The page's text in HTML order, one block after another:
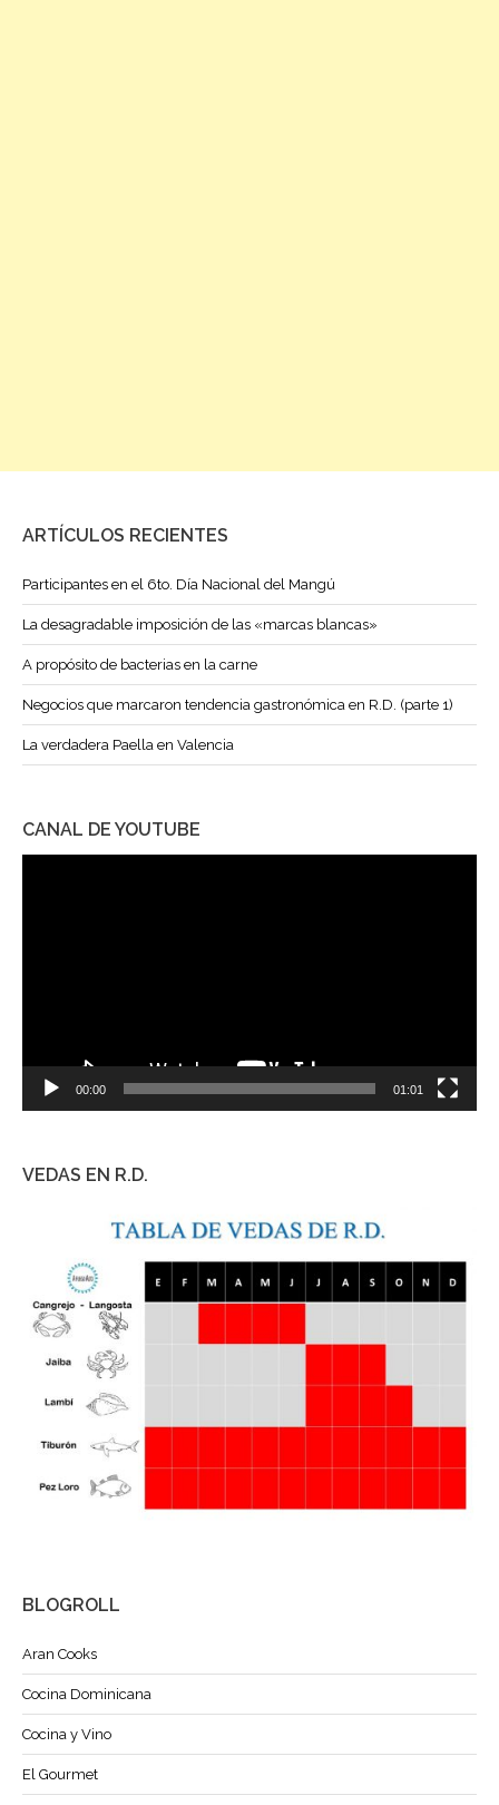
ARTÍCULOS RECIENTES
Participantes en el 6to. Día Nacional del Mangú
La desagradable imposición de las «marcas blancas»
A propósito de bacterias en la carne
Negocios que marcaron tendencia gastronómica en R.D. (parte 1)
La verdadera Paella en Valencia
CANAL DE YOUTUBE
00:00 01:01
VEDAS EN R.D.
BLOGROLL
Aran Cooks
Cocina Dominicana
Cocina y Vino
El Gourmet